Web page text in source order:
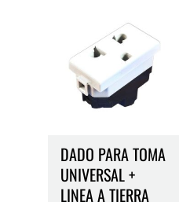
DADO PARA TOMA
UNIVERSAL +
LINEA A TIERRA